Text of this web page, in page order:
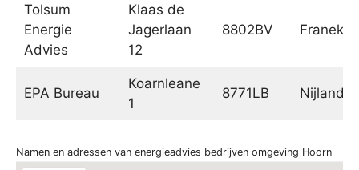
Tolsum
Energie
Advies
Klaas de
Jagerlaan
12
8802BV Franeker
EPA Bureau
Koarnleane
1
8771LB Nijland
Namen en adressen van energieadvies bedrijven omgeving Hoorn